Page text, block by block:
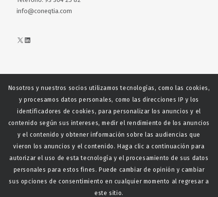
info@coneqtia.com
X LinkedIn
Web realizada con el patrocinio del Centro Español del Centro
Español de Derechos Reprofráficos
Nosotros y nuestros socios utilizamos tecnologías, como las cookies,
y procesamos datos personales, como las direcciones IP y los
identificadores de cookies, para personalizar los anuncios y el
contenido según sus intereses, medir el rendimiento de los anuncios
y el contenido y obtener información sobre las audiencias que
vieron los anuncios y el contenido. Haga clic a continuación para
autorizar el uso de esta tecnología y el procesamiento de sus datos
personales para estos fines. Puede cambiar de opinión y cambiar
sus opciones de consentimiento en cualquier momento al regresar a
este sitio.